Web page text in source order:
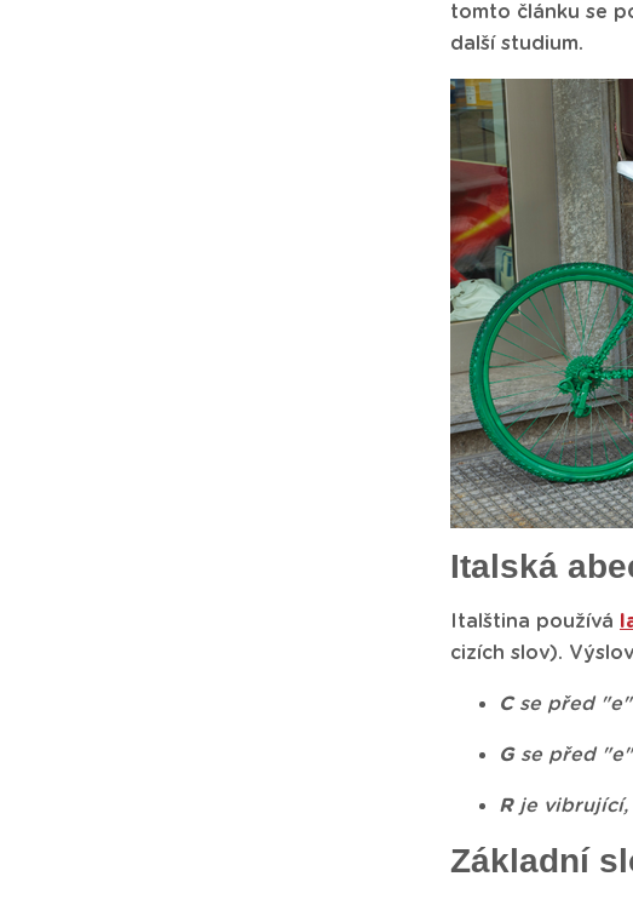
tomto článku se
další studium.
Italská
Italština používá
cizích slov).
Cse před "e"
G se před
Rje vibrující,
Základní